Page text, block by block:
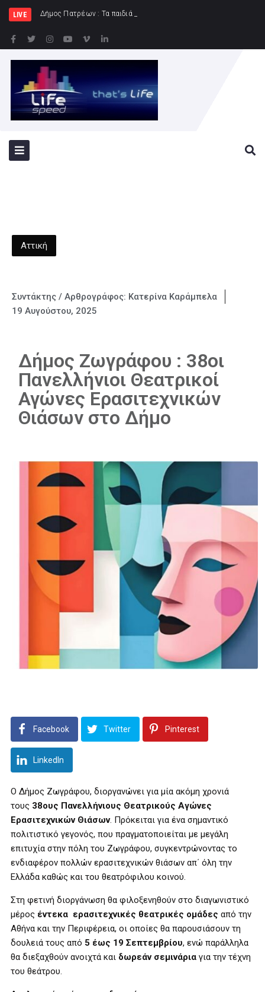
LIVE Δήμος Πατρέων : Τα παιδιά των Ημερήσιων Παιδικών Κατασ
Αττική
Συντάκτης / Αρθρογράφος: Κατερίνα Καράμπελα
19 Αυγούστου, 2025
Δήμος Ζωγράφου : 38οι
Πανελλήνιοι Θεατρικοί
Αγώνες Ερασιτεχνικών
Θιάσων στο Δήμο
Facebook Twitter Pinterest
LinkedIn
Ο Δήμος Ζωγράφου, διοργανώνει για μία ακόμη χρονιά
τους 38ους Πανελλήνιους Θεατρικούς Αγώνες
Ερασιτεχνικών Θιάσων. Πρόκειται για ένα σημαντικό
πολιτιστικό γεγονός, που πραγματοποιείται με μεγάλη
επιτυχία στην πόλη του Ζωγράφου, συγκεντρώνοντας το
ενδιαφέρον πολλών ερασιτεχνικών θιάσων απ΄ όλη την
Ελλάδα καθώς και του θεατρόφιλου κοινού.
Στη φετινή διοργάνωση θα φιλοξενηθούν στο διαγωνιστικό
μέρος έντεκα ερασιτεχνικές θεατρικές ομάδες από την
Αθήνα και την Περιφέρεια, οι οποίες θα παρουσιάσουν τη
δουλειά τους από 5 έως 19 Σεπτεμβρίου, ενώ παράλληλα
θα διεξαχθούν ανοιχτά και δωρεάν σεμινάρια για την τέχνη
του θεάτρου.